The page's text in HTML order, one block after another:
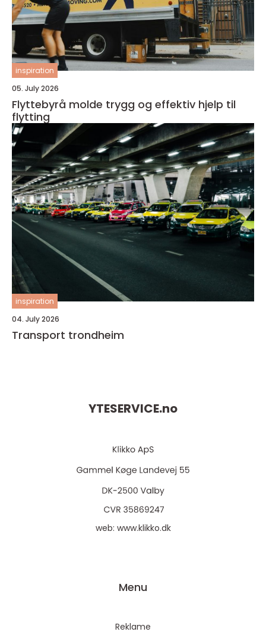
inspiration
05. July 2026
Flyttebyrå molde trygg og effektiv hjelp til
flytting
inspiration
04. July 2026
Transport trondheim
YTESERVICE.no
web: www.klikko.dk
Menu
Reklame